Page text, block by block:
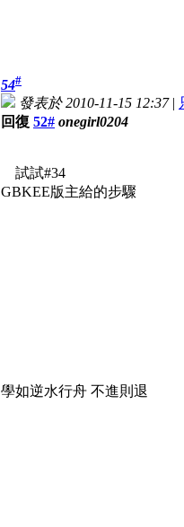
54#
發表於 2010-11-15 12:37|
回復 52# onegirl0204
試試#34
GBKEE版主給的步驟
學如逆水行舟 不進則退